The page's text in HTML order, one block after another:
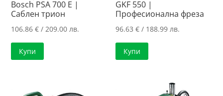
Bosch PSA 700 E |
Саблен трион
106.86€ / 209.00 лв.
Купи
GKF 550 |
Професионална фреза
96.63€ / 188.99 лв.
Купи